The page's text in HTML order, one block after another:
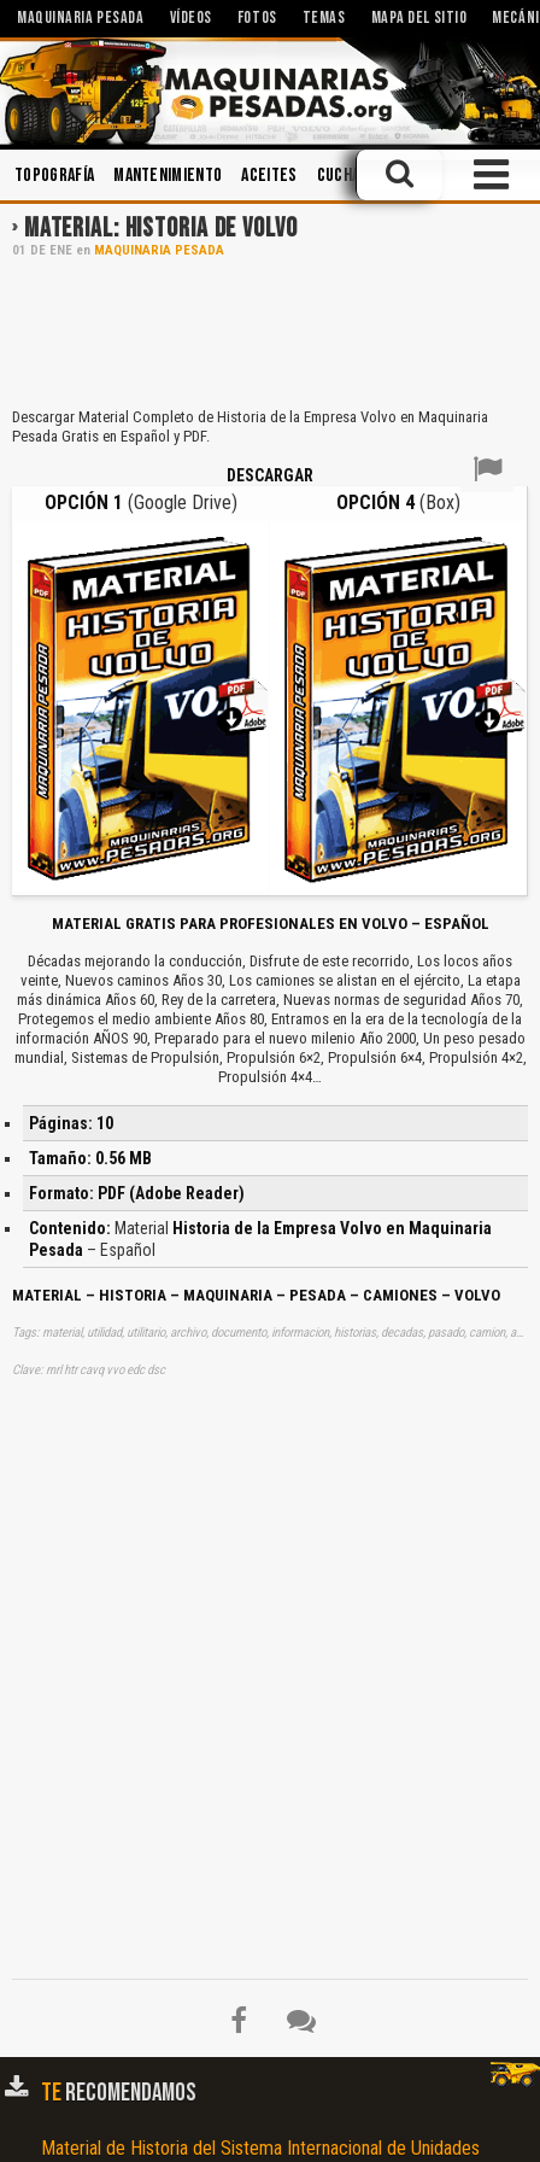
MAQUINARIA PESADA VÍDEOS FOTOS TEMAS MAPA DEL SITIO
Topografía Mantenimiento Aceites Cucharones Soldadura
MATERIAL: HISTORIA DE VOLVO
01 DE ENE en MAQUINARIA PESADA
Descargar Material Completo de Historia de la Empresa Volvo en Maquinaria
Pesada Gratis en Español y PDF.
DESCARGAR
OPCIÓN 1 (Google Drive) OPCIÓN 4(Box)
MATERIAL GRATIS PARA PROFESIONALES EN VOLVO – ESPAÑOL
Décadas mejorando la conducción, Disfrute de este recorrido, Los locos años
veinte, Nuevos caminos Años 30, Los camiones se alistan en el ejército, La etapa
más dinámica Años 60, Rey de la carretera, Nuevas normas de seguridad Años 70,
Protegemos el medio ambiente Años 80, Entramos en la era de la tecnología de la
información AÑOS 90, Preparado para el nuevo milenio Año 2000, Un peso pesado
mundial, Sistemas de Propulsión, Propulsión 6×2, Propulsión 6×4, Propulsión 4×2,
Propulsión 4×4…
Páginas: 10
Tamaño: 0.56 MB
Formato: PDF (Adobe Reader)
Contenido: Material
Historia de la Empresa Volvo en Maquinaria
Pesada – Español
MATERIAL – HISTORIA – MAQUINARIA – PESADA – CAMIONES – VOLVO
Tags: material, utilidad, utilitario, archivo, documento, informacion, historias, decadas, pasado, camion, aprender, descargas
Clave: mrl htr cavq vvo edc dsc
TERECOMENDAMOS
Material de Historia del Sistema Internacional de Unidades